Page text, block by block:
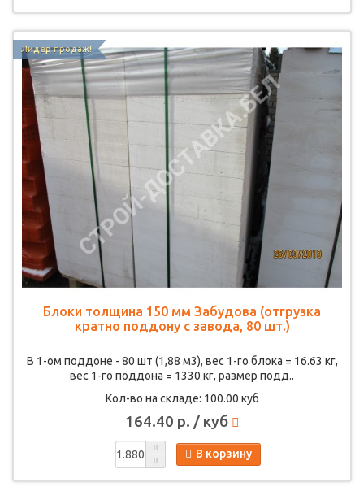
Лидер продаж!
Блоки толщина 150 мм Забудова (отгрузка
кратно поддону с завода, 80 шт.)
В 1-ом поддоне - 80 шт (1,88 м3), вес 1-го блока = 16.63 кг,
вес 1-го поддона = 1330 кг, размер подд..
Кол-во на складе: 100.00 куб
164.40 р. / куб
В корзину